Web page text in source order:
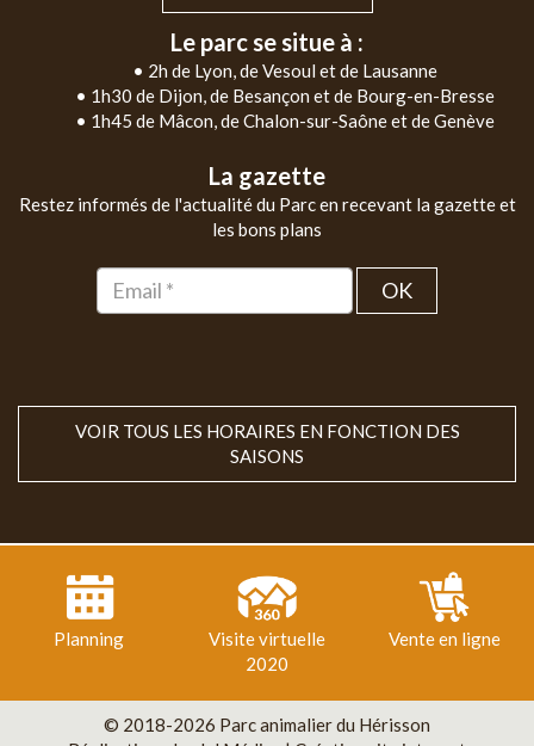
Le parc se situe à :
• 2h de Lyon, de Vesoul et de Lausanne
• 1h30 de Dijon, de Besançon et de Bourg-en-Bresse
• 1h45 de Mâcon, de Chalon-sur-Saône et de Genève
La gazette
Restez informés de l'actualité du Parc en recevant la gazette et
les bons plans
OK
VOIR TOUS LES HORAIRES EN FONCTION DES
SAISONS
Planning
Visite virtuelle
2020
Vente en ligne
© 2018-2026 Parc animalier du Hérisson